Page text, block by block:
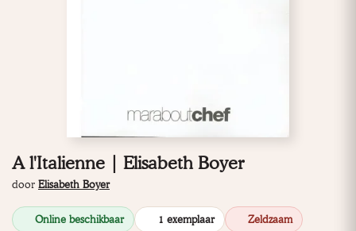
A l'Italienne | Elisabeth Boyer
door Elisabeth Boyer
Online beschikbaar 1 exemplaar Zeldzaam